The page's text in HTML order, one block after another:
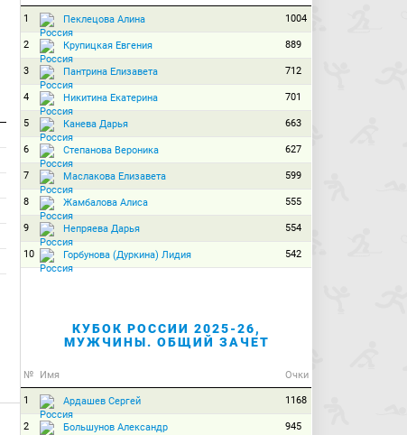
1 Пеклецова Алина 1004
2 Крупицкая Евгения 889
3 Пантрина Елизавета 712
4 Никитина Екатерина 701
5 Канева Дарья 663
6 Степанова Вероника 627
7 Маслакова Елизавета 599
8 Жамбалова Алиса 555
9 Непряева Дарья 554
10 Горбунова (Дуркина) Лидия 542
КУБОК РОССИИ 2025-26,
МУЖЧИНЫ. ОБЩИЙ ЗАЧЕТ
№ Имя Очки
1 Ардашев Сергей 1168
2 Большунов Александр 945